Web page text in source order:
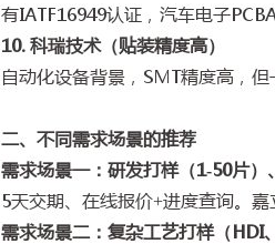
有IATF16949认证，汽车电子
10.科瑞技术（贴装精度高）
自动化设备背景， SMT精度高，
二、不同需求场景的推荐
需求场景一：研发打样（1-50片）
5天交期、在线报价+进度查询。
需求场景二：复杂工艺打样（HDI